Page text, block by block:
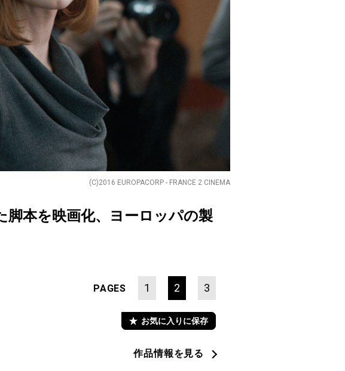
(C)2016 EUROPACORP - FRANCE 2 CINEMA
脚本を映画化、ヨーロッパの製
PAGES 1 2 3
お気に入りに保存
作品情報を見る